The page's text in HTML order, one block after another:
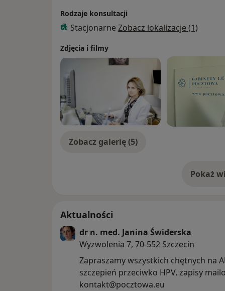
histeroskopią i laparoskopią.
Rodzaje konsultacji
Stacjonarne Zobacz lokalizacje (1)
Zdjęcia i filmy
Zobacz galerię (5)
Pokaż o
Aktualności
dr n. med. Janina Świderska
Wyzwolenia 7, 70-552 Szczecin
Zapraszamy wszystkich chętnych na
szczepień przeciwko HPV, zapisy
kontakt@pocztowa.eu